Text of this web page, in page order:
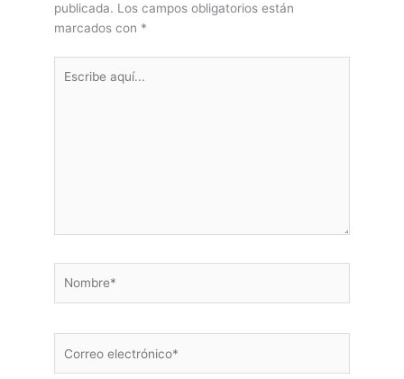
publicada. Los campos obligatorios están
marcados con *
aquí...
electrónico*